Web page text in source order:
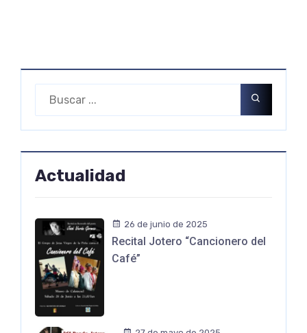
Actualidad
26 de junio de 2025
Recital Jotero “Cancionero del
Café”